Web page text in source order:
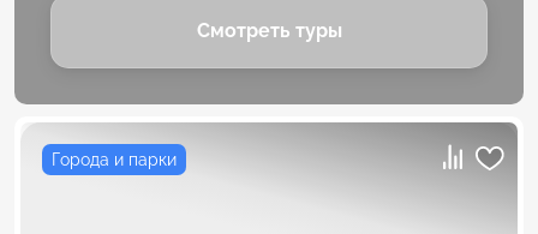
Смотреть туры
Города и парки